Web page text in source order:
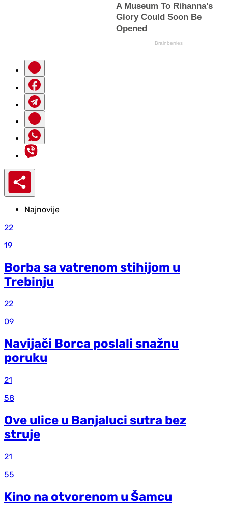
Najnovije
22
19
Borba sa vatrenom stihijom u
Trebinju
22
09
Navijači Borca poslali snažnu
poruku
21
58
Ove ulice u Banjaluci sutra bez
struje
21
55
Kino na otvorenom u Šamcu